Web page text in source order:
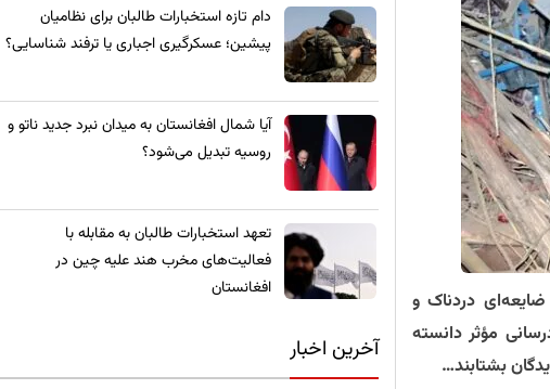
دردناک و
مؤثر دانسته
بشتابند…
​دام تازه استخبارات طالبان برای نظامیان
پیشین؛ عسکرگیری اجباری یا ترفند شناسایی؟
​آیا شمال افغانستان به میدان نبرد جدید ناتو و
روسیه تبدیل می‌شود؟
تعهد استخبارات طالبان به مقابله با
فعالیت‌های مخرب هند علیه چین در
افغانستان
آخرین اخبار